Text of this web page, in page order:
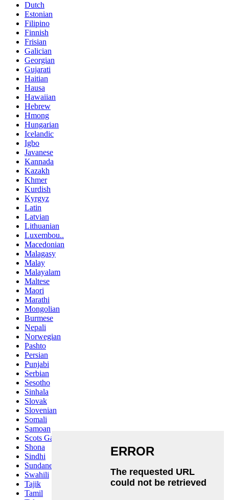
Dutch
Estonian
Filipino
Finnish
Frisian
Galician
Georgian
Gujarati
Haitian
Hausa
Hawaiian
Hebrew
Hmong
Hungarian
Icelandic
Igbo
Javanese
Kannada
Kazakh
Khmer
Kurdish
Kyrgyz
Latin
Latvian
Lithuanian
Luxembou..
Macedonian
Malagasy
Malay
Malayalam
Maltese
Maori
Marathi
Mongolian
Burmese
Nepali
Norwegian
Pashto
Persian
Punjabi
Serbian
Sesotho
Sinhala
Slovak
Slovenian
Somali
Samoan
Scots Gaelic
Shona
Sindhi
Sundanese
Swahili
Tajik
Tamil